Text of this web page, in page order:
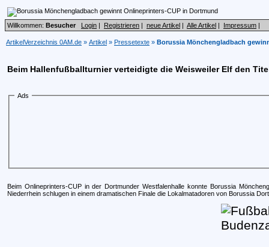
Willkommen: Besucher Login | Registrieren | neue Artikel | Alle Artikel | Impressum |
ArtikelVerzeichnis 0AM.de » Artikel » Pressetexte » Borussia Mönchengladbach
Beim Hallenfußballturnier verteidigte die Weisweiler Elf den
Ads
Beim Onlineprinters-CUP in der Dortmunder Westfalenhalle konnte Borussia
Niederrhein schlugen in einem dramatischen Finale die Lokalmatadoren von Borussia